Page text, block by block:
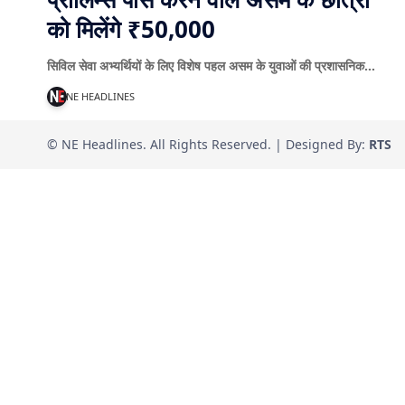
को मिलेंगे ₹50,000
सिविल सेवा अभ्यर्थियों के लिए विशेष पहल असम के युवाओं की प्रशासनिक…
NE HEADLINES
© NE Headlines. All Rights Reserved. | Designed By: RTS